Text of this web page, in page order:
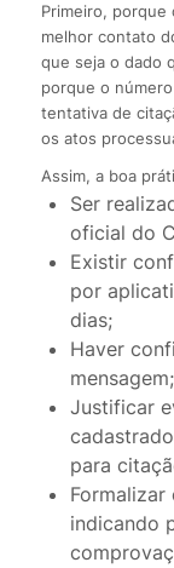
Primeiro, porque
melhor contato
que seja o dado
porque o
tentativa de
os atos
Assim, a boa
Ser
oficial do
Existir
por
dias;
Haver
mensagem;
Justificar
para
indicando